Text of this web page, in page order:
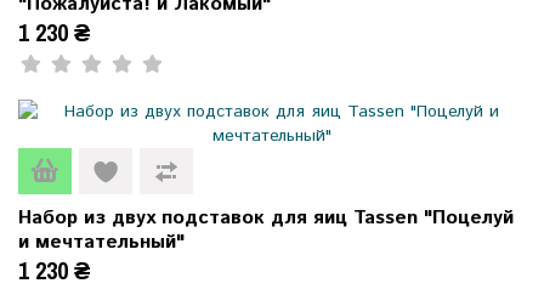
1 230 ₴
Набор из двух подставок для яиц Tassen "Поцелуй
и мечтательный"
1 230 ₴